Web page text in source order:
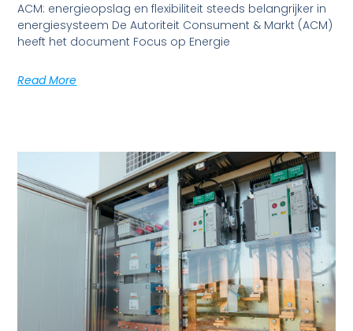
ACM: energieopslag en flexibiliteit steeds belangrijker in
energiesysteem De Autoriteit Consument & Markt (ACM)
heeft het document Focus op Energie
Read More